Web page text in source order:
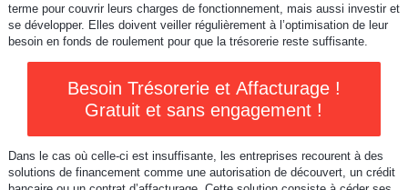
terme pour couvrir leurs charges de fonctionnement, mais aussi investir et
se développer. Elles doivent veiller régulièrement à l’optimisation de leur
besoin en fonds de roulement pour que la trésorerie reste suffisante.
Besoin Trésorerie et Affacturage !
Gratuit et sans engagement !
Dans le cas où celle-ci est insuffisante, les entreprises recourent à des
solutions de financement comme une autorisation de découvert, un crédit